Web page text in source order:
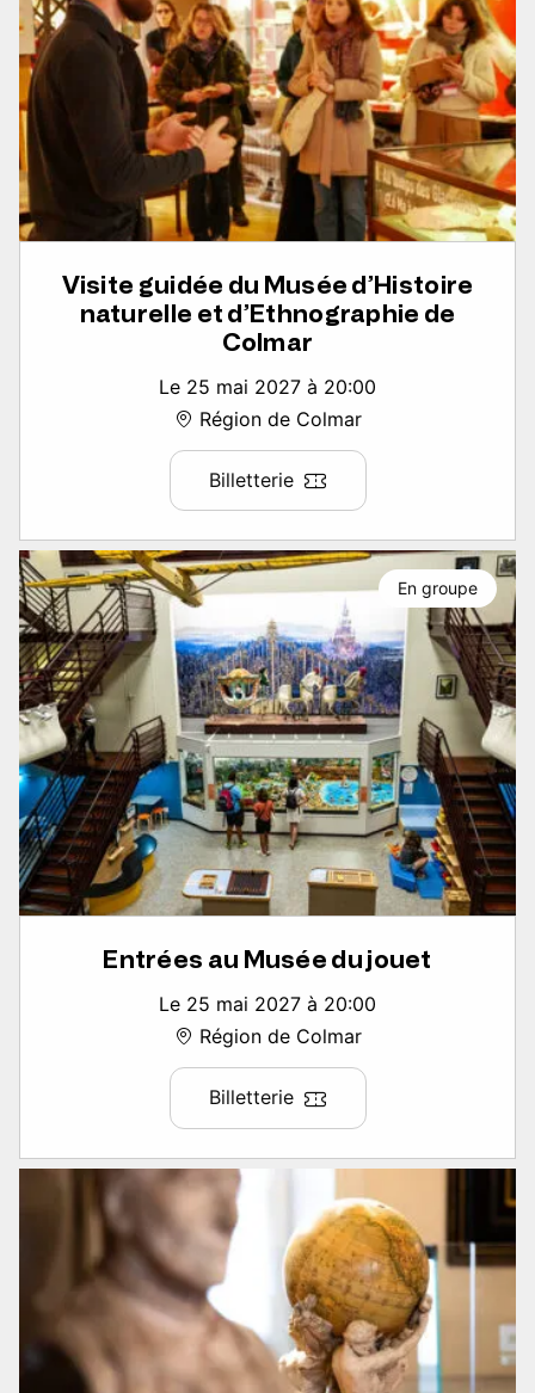
Visite guidée du Musée d’Histoire
naturelle et d’Ethnographie de
Colmar
Le 25 mai 2027 à 20:00
Région de Colmar
Billetterie
Entrées au Musée du jouet
Le 25 mai 2027 à 20:00
Région de Colmar
Billetterie
En groupe